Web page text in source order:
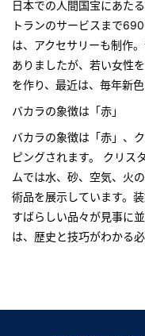
日本での人間国宝にあた
トランのサービスまで
は、アクセサリーも制作
ありましたが、若い女性
を作り、最近は、毎年新
バカラの象徴は「赤」
バカラの象徴は「赤」、
ピングされます。 クリス
ムでは水、砂、空気、火
術品を展示しています。
すばらしい品々が見事に
は、歴史と技巧がわかる